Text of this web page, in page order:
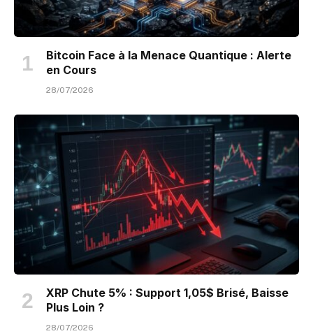
Bitcoin Face à la Menace Quantique : Alerte
en Cours
28/07/2026
XRP Chute 5% : Support 1,05$ Brisé, Baisse
Plus Loin ?
28/07/2026